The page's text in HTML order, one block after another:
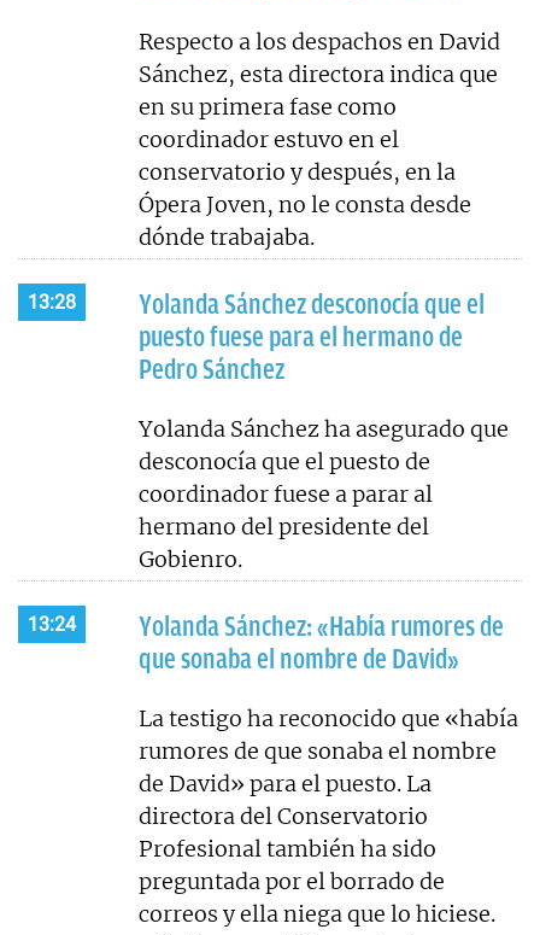
Respecto a los despachos en David
Sánchez, esta directora indica que
en su primera fase como
coordinador estuvo en el
conservatorio y después, en la
Ópera Joven, no le consta desde
dónde trabajaba.
13:28
Yolanda Sánchez desconocía que el
puesto fuese para el hermano de
Pedro Sánchez
Yolanda Sánchez ha asegurado que
desconocía que el puesto de
coordinador fuese a parar al
hermano del presidente del
Gobienro.
13:24
Yolanda Sánchez: «Había rumores de
que sonaba el nombre de David»
La testigo ha reconocido que «había
rumores de que sonaba el nombre
de David» para el puesto. La
directora del Conservatorio
Profesional también ha sido
preguntada por el borrado de
correos y ella niega que lo hiciese.